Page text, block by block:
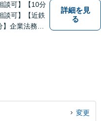
談可】【10分
談可】【近鉄
企業法務／
詳細を見
る
変更